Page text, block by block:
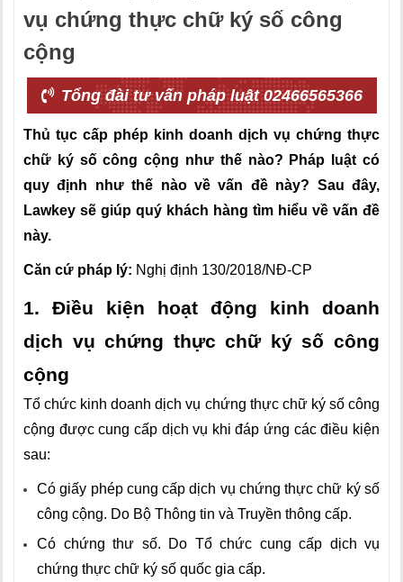
vụ chứng thực chữ ký số công
cộng
Tổng đài tư vấn pháp luật 02466565366
Thủ tục cấp phép kinh doanh dịch vụ chứng thực
chữ ký số công cộng như thế nào? Pháp luật có
quy định như thế nào về vấn đề này? Sau đây,
Lawkey sẽ giúp quý khách hàng tìm hiểu về vấn đề
này.
Căn cứ pháp lý: Nghị định 130/2018/NĐ-CP
1. Điều kiện hoạt động kinh doanh
dịch vụ chứng thực chữ ký số công
cộng
Tổ chức kinh doanh dịch vụ chứng thực chữ ký số công
cộng được cung cấp dịch vụ khi đáp ứng các điều kiện
sau:
Có giấy phép cung cấp dịch vụ chứng thực chữ ký số
công cộng. Do Bộ Thông tin và Truyền thông cấp.
Có chứng thư số. Do Tổ chức cung cấp dịch vụ
chứng thực chữ ký số quốc gia cấp.